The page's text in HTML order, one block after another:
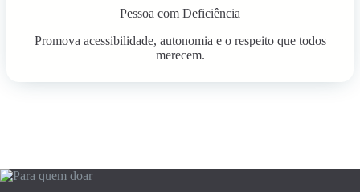
Pessoa com Deficiência
Promova acessibilidade, autonomia e o respeito que todos
merecem.